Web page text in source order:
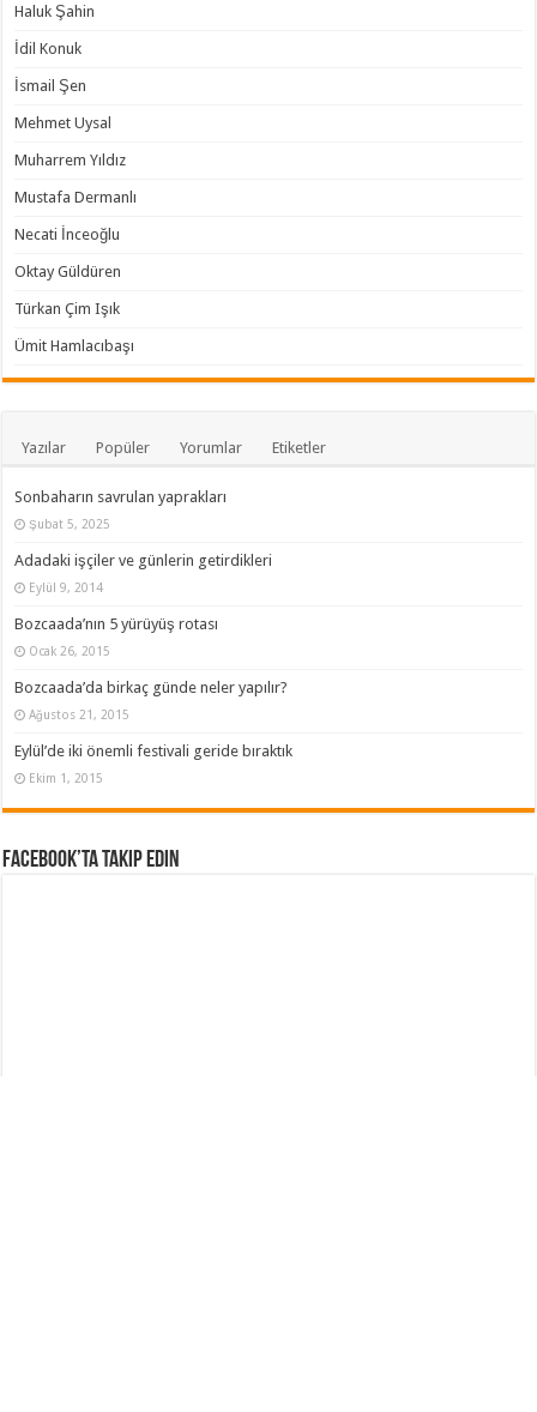
Haluk Şahin
İdil Konuk
İsmail Şen
Mehmet Uysal
Muharrem Yıldız
Mustafa Dermanlı
Necati İnceoğlu
Oktay Güldüren
Türkan Çim Işık
Ümit Hamlacıbaşı
Yazılar Popüler Yorumlar Etiketler
Sonbaharın savrulan yaprakları
Şubat 5, 2025
Adadaki işçiler ve günlerin getirdikleri
Eylül 9, 2014
Bozcaada’nın 5 yürüyüş rotası
Ocak 26, 2015
Bozcaada’da birkaç günde neler yapılır?
Ağustos 21, 2015
Eylül’de iki önemli festivali geride bıraktık
Ekim 1, 2015
Facebook’ta Takip Edin